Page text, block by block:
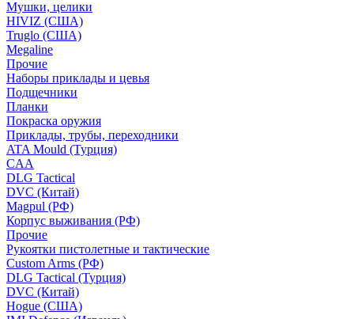
Мушки, целики
HIVIZ (США)
Truglo (США)
Megaline
Прочие
Наборы приклады и цевья
Подщечники
Планки
Покраска оружия
Приклады, трубы, переходники
ATA Mould (Турция)
CAA
DLG Tactical
DVC (Китай)
Magpul (РФ)
Корпус выживания (РФ)
Прочие
Рукоятки пистолетные и тактические
Custom Arms (РФ)
DLG Tactical (Турция)
DVC (Китай)
Hogue (США)